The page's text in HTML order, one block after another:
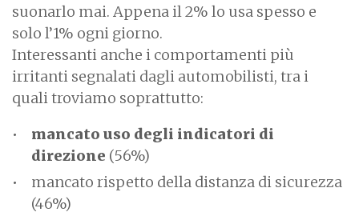
suonarlo mai. Appena il 2% lo usa spesso e
solo l’1% ogni giorno.
Interessanti anche i comportamenti più
irritanti segnalati dagli automobilisti, tra i
quali troviamo soprattutto:
mancato uso degli indicatori di
direzione (56%)
mancato rispetto della distanza di sicurezza
(46%)